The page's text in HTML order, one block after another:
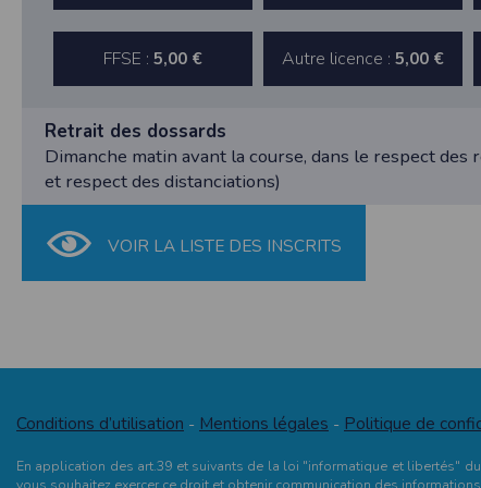
FFSE :5,00 € Autre licence : 5,00 €
Retrait des dossards
Dimanche matin avant la course, dans le respect des
et respect des distanciations)
VOIR LA LISTE DES INSCRITS
Conditions d’utilisation - Mentions légales - Politique de
En application des art.39 et suivants de la loi "informatique et libertés"
vous souhaitez exercer ce droit et obtenir communication des
SAS TIMEPULSE
96 rue du parc - Varades
44370 LoireAuxence
F.F.A :Pour ce qui concerne les épreuves
CNIL :
Conditions d’utilisation - Mentions
Conformément à la loi « informatique et
concernent.
Vous pouvez accèder aux informations
Informations sur la localisation
nous ne suivons pas la localisation de